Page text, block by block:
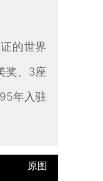
的世界
奖、3座
年入驻
原图